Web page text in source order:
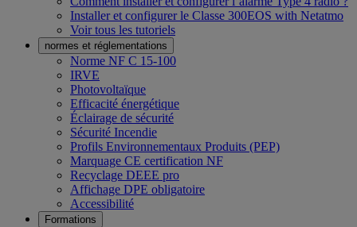
Installer et configurer le Classe 300EOS with Netatmo
Voir tous les tutoriels
normes et réglementations
Norme NF C 15-100
IRVE
Photovoltaïque
Efficacité énergétique
Éclairage de sécurité
Sécurité Incendie
Profils Environnementaux Produits (PEP)
Marquage CE certification NF
Recyclage DEEE pro
Affichage DPE obligatoire
Accessibilité
Formations